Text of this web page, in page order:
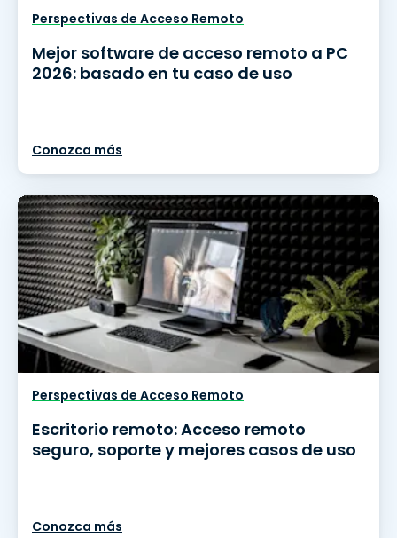
Perspectivas de Acceso Remoto
Mejor software de acceso remoto a PC
2026: basado en tu caso de uso
Conozca más
Perspectivas de Acceso Remoto
Escritorio remoto: Acceso remoto
seguro, soporte y mejores casos de uso
Conozca más